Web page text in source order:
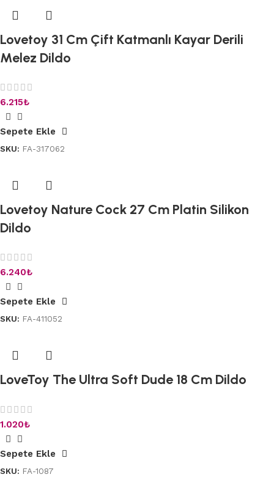
Lovetoy 31 Cm Çift Katmanlı Kayar Derili
Melez Dildo
6.215₺
Sepete Ekle
SKU: FA-317062
Lovetoy Nature Cock 27 Cm Platin Silikon
Dildo
6.240₺
Sepete Ekle
SKU: FA-411052
LoveToy The Ultra Soft Dude 18 Cm Dildo
1.020₺
Sepete Ekle
SKU: FA-1087